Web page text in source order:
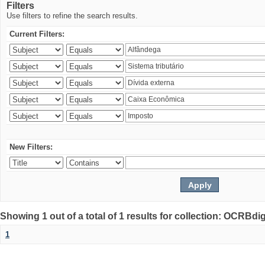
Filters
Use filters to refine the search results.
Current Filters:
New Filters:
Showing 1 out of a total of 1 results for collection:
1